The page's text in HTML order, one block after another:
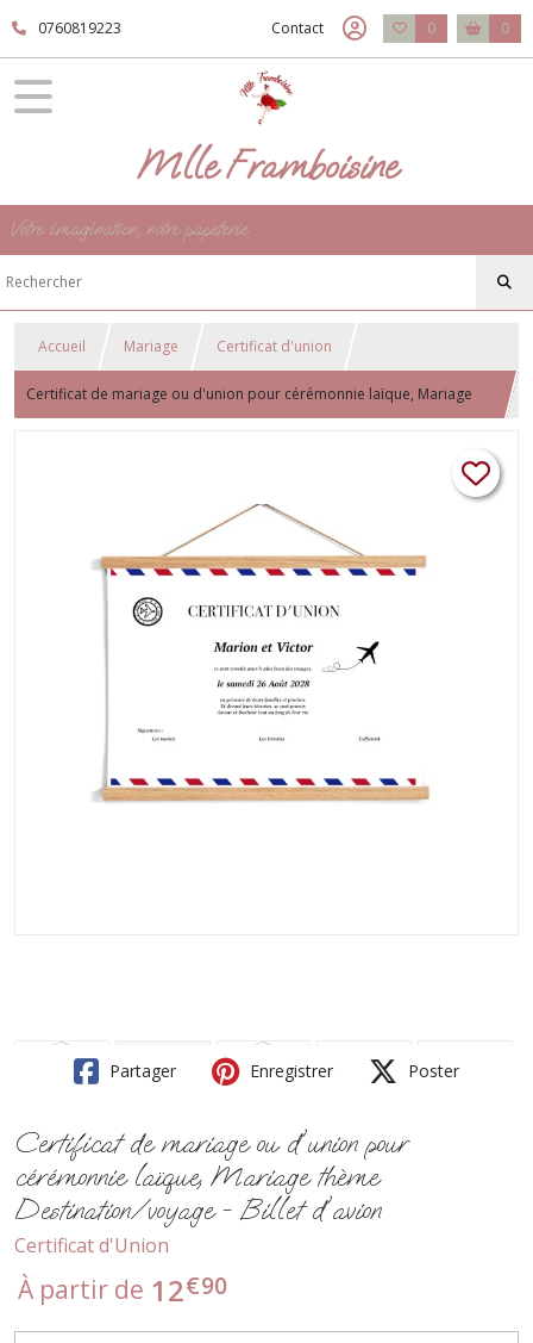
0760819223 Contact 0 0
Mlle Framboisine
Votre imagination, notre papeterie
Accueil Mariage Certificat d'union
Certificat de mariage ou d'union pour cérémonnie laïque, Mariage
Partager Enregistrer Poster
Certificat de mariage ou d'union pour
cérémonnie laïque, Mariage thème
Destination/voyage - Billet d'avion
Certificat d'Union
À partir de 12€90